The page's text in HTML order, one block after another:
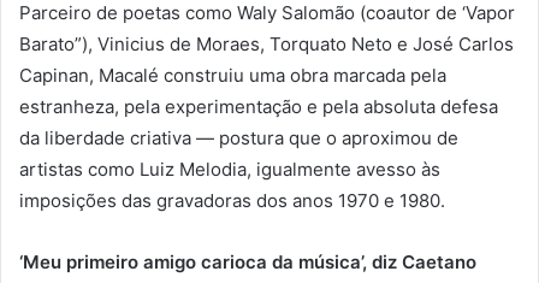
Parceiro de poetas como Waly Salomão (coautor de ‘Vapor
Barato”), Vinicius de Moraes, Torquato Neto e José Carlos
Capinan, Macalé construiu uma obra marcada pela
estranheza, pela experimentação e pela absoluta defesa
da liberdade criativa — postura que o aproximou de
artistas como Luiz Melodia, igualmente avesso às
imposições das gravadoras dos anos 1970 e 1980.
‘Meu primeiro amigo carioca da música’, diz Caetano